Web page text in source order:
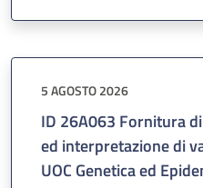
5 AGOSTO 2026
ID 26A063 Fornitura
ed interpretazione di
UOC Genetica ed